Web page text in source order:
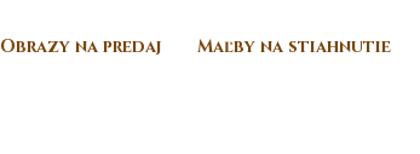
Obrazy na predaj Maľby na stiahnutie